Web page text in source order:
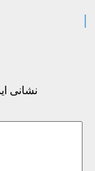
نشانی